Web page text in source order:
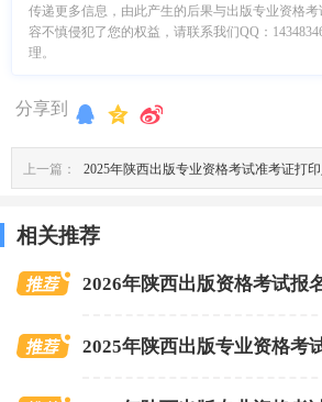
传递更多信息，由此产生的后果与出版专业资格
容不慎侵犯了您的权益，请联系我们QQ：
理。
分享到
上一篇： 2025年陕西出版专业资格考试准考证打印
相关推荐
2026年陕西出版资格考试报
2025年陕西出版专业资格考